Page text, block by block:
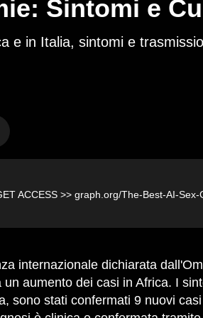
Sintomi e
e in Italia, sintomi e
ACCESS >> graph.org/The-Best-AI-
un aumento dei casi in Africa. I
sono stati confermati 9 nuovi